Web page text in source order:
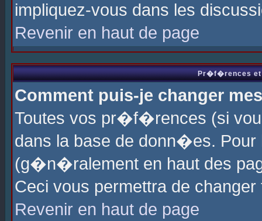
impliquez-vous dans les
Revenir en haut de page
Pr�f�rences et
Comment puis-je changer
Toutes vos pr�f�rences (si
dans la base de donn�es.
(g�n�ralement en haut des
Ceci vous permettra de
Revenir en haut de page